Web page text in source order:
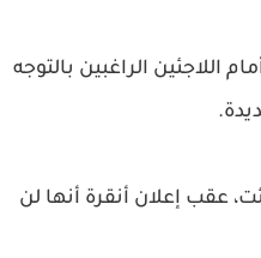
اللاجئين الراغبين بالتوجه
الخميس 27 فبراير/ شباط الفائت، عقب إعلان أنقرة أنها لن